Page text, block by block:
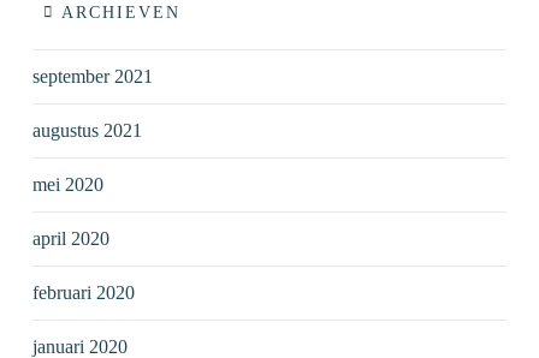
ARCHIEVEN
september 2021
augustus 2021
mei 2020
april 2020
februari 2020
januari 2020